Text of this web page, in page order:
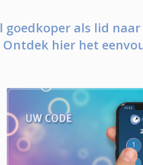
goedkoper als lid
hier het